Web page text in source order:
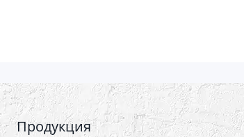
Продукция